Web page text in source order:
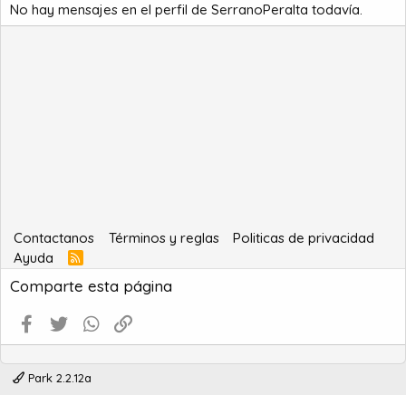
No hay mensajes en el perfil de SerranoPeralta todavía.
Contactanos Términos y reglas
Politicas de privacidad
Ayuda
R
S
S
Comparte esta página
Facebook
Twitter WhatsApp
Park 2.2.12a